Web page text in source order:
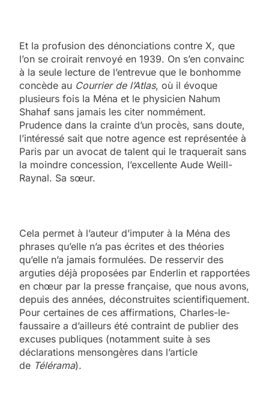
Et la profusion des dénonciations contre X, que
l’on se croirait renvoyé en 1939. On s’en convainc
à la seule lecture de l’entrevue que le bonhomme
concède au Courrier de l’Atlas, où il évoque
plusieurs fois la Ména et le physicien Nahum
Shahaf sans jamais les citer nommément.
Prudence dans la crainte d’un procès, sans doute,
l’intéressé sait que notre agence est représentée à
Paris par un avocat de talent qui le traquerait sans
la moindre concession, l’excellente Aude Weill-
Raynal. Sa sœur.
Cela permet à l’auteur d’imputer à la Ména des
phrases qu’elle n’a pas écrites et des théories
qu’elle n’a jamais formulées. De resservir des
arguties déjà proposées par Enderlin et rapportées
en chœur par la presse française, que nous avons,
depuis des années, déconstruites scientifiquement.
Pour certaines de ces affirmations, Charles-le-
faussaire a d’ailleurs été contraint de publier des
excuses publiques (notamment suite à ses
déclarations mensongères dans l’article
de Télérama).